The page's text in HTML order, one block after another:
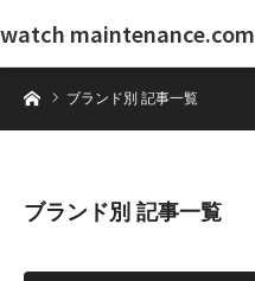
watch maintenance.com
ホームブランド別 記事一覧
ブランド別 記事一覧